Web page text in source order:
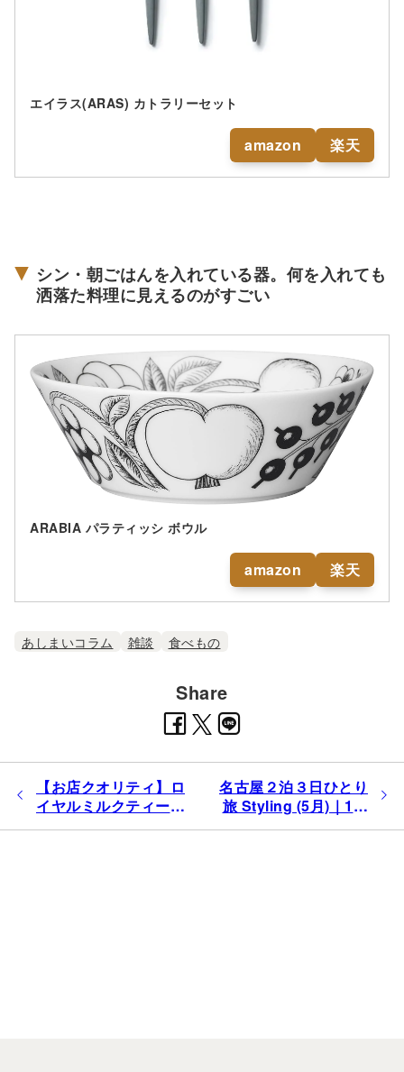
エイラス(ARAS) カトラリーセット
amazon 楽天
シン・朝ごはんを入れている器。何を入れても
洒落た料理に見えるのがすごい
ARABIA パラティッシ ボウル
amazon 楽天
あしまいコラム 雑談 食べもの
Share
【お店クオリティ】ロ
イヤルミルクティーベ
ースを使った簡単ピー
名古屋２泊３日ひとり
旅 Styling (5月)｜1日
目 ひつまぶし・カフェ